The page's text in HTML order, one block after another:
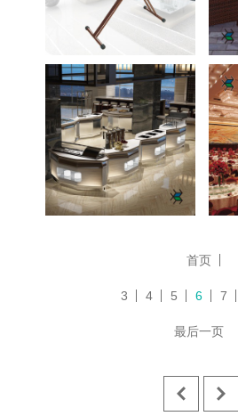
首页
3 4 5 6 7
最后一页